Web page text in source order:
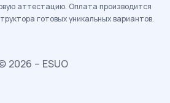
аттестацию. Оплата производится
готовых уникальных вариантов.
2026 – ESUO